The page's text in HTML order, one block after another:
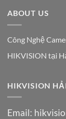
ABOUT US
Công Nghệ
HIKVISION tại
HIKVISION
Email: